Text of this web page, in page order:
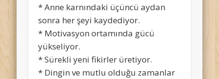
* Anne karnındaki üçüncü aydan
sonra her şeyi kaydediyor.
* Motivasyon ortamında gücü
yükseliyor.
* Sürekli yeni fikirler üretiyor.
* Dingin ve mutlu olduğu zamanlar